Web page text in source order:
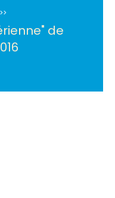
>>
de